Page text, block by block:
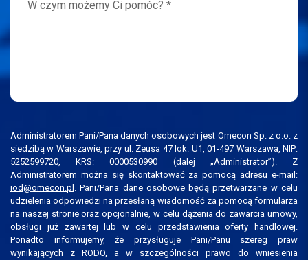
Administratorem Pani/Pana danych osobowych jest Omecon Sp. z o.o. z
siedzibą w Warszawie, przy ul. Zeusa 47 lok. U1, 01-497 Warszawa, NIP:
5252599720, KRS: 0000530990 (dalej „Administrator”). Z
Administratorem można się skontaktować za pomocą adresu e-mail:
iod@omecon.pl . Pani/Pana dane osobowe będą przetwarzane w celu
udzielenia odpowiedzi na przesłaną wiadomość za pomocą formularza
na naszej stronie oraz opcjonalnie, w celu dążenia do zawarcia umowy,
obsługi już zawartej lub w celu przedstawienia oferty handlowej.
Ponadto informujemy, że przysługuje Pani/Panu szereg praw
wynikających z RODO, a w szczególności prawo do wniesienia